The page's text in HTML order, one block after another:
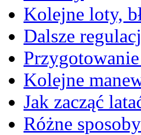
Kolejne loty,
Dalsze
Kolejne
Jak zacząć
Różne